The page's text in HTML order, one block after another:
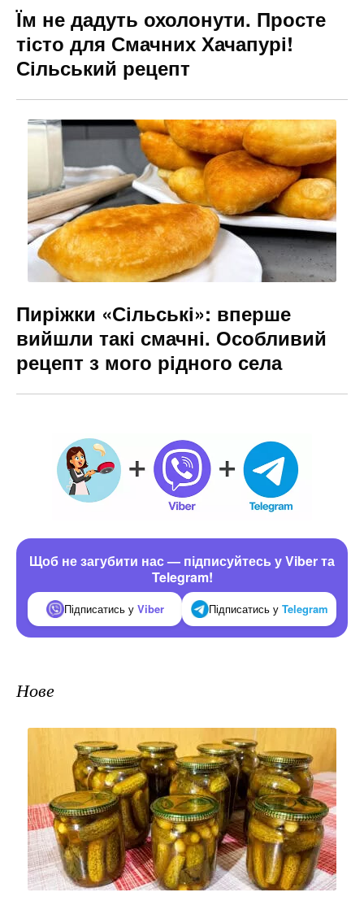
Їм не дадуть охолонути. Просте
тісто для Смачних Хачапурі!
Сільський рецепт
Пиріжки «Сільські»: вперше
вийшли такі смачні. Особливий
рецепт з мого рідного села
Щоб не загубити нас — підписуйтесь у Viber та
Telegram!
Підписатись у Viber Підписатись у Telegram
Нове